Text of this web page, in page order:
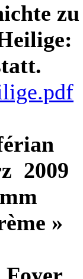
zu
2009
»